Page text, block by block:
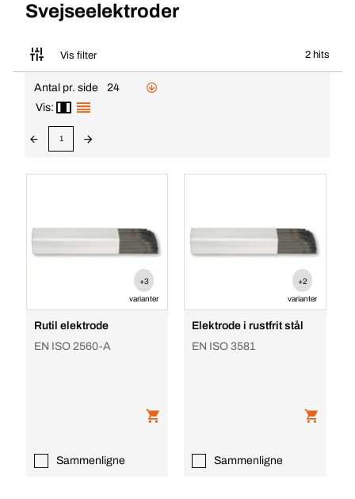
Svejseelektroder
Vis filter 2 hits
Antal pr. side
24
Vis:
1
+3
varianter
Rutil elektrode
EN ISO 2560-A
Sammenligne
+2
varianter
Elektrode i rustfrit stål
EN ISO 3581
Sammenligne